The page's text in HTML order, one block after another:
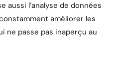
aussi l’analyse de données
améliorer les
ne passe pas inaperçu au